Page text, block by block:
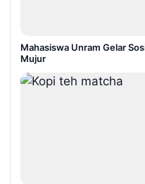
Mahasiswa Unram Gelar
Mujur